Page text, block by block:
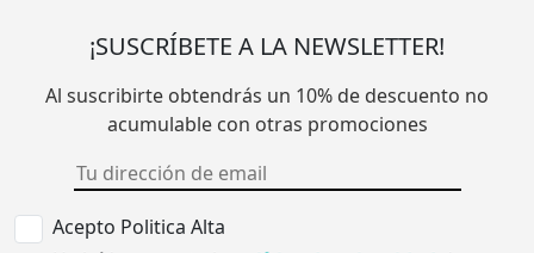
¡SUSCRÍBETE A LA NEWSLETTER!
Al suscribirte obtendrás un 10% de descuento no
acumulable con otras promociones
Acepto Politica Alta